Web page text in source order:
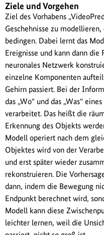
Ziele und Vorgehen
Ziel des Vorhabens
Geschehnisse zu
bedingen. Dabei lernt das
Ereignisse und kann dann
neuronales Netzwerk
einzelne Komponenten
Gehirn passiert. Bei der
das „Wo“ und das „Was“
verarbeitet. Das heißt die
Erkennung des Objekts
Modell operiert nach dem
Objektes wird von der
und erst später wieder
rekonstruieren. Die
dann, indem die Bewegung
Endpunkt berechnet wird,
Modell kann diese
leichter lernen, weil die